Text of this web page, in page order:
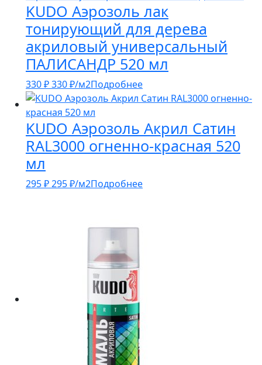
KUDO Аэрозоль лак
тонирующий для дерева
акриловый универсальный
ПАЛИСАНДР 520 мл
330₽330₽/м2Подробнее
KUDO Аэрозоль Акрил Сатин
RAL3000 огненно-красная 520
мл
295₽295₽/м2Подробнее